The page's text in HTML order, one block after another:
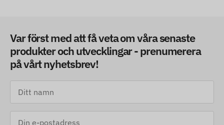
Var först med att få veta om våra senaste
produkter och utvecklingar - prenumerera
på vårt nyhetsbrev!